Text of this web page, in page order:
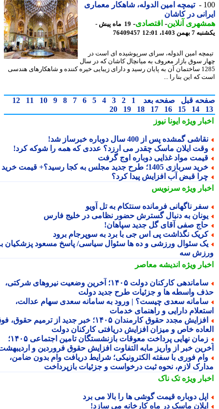
تیمچه امین الدوله، شاهکار معماری
در کاشان
آنلاین-اقتصادی-
19 ماه پیش -
1403، 12:01
76409457
امین الدوله، سرای سرپوشیده ای است در
سوق بازار معروف به میانچال کاشان که در سال
1285 ساختمان آن به پایان رسید و دارای زیبایی خیره کننده و شاهکارهای هندسی
که این بنا را ...
قبل صفحه بعد 1
2
3
4
5
6
7
8
9
10
11
12
14
15
16
17
18
19
20
ویژهایونا نیوز
گمشده پس از 400 سال دوباره خبرساز شد!
ایلان ماسک چقدر می ارزد؟ عددی که همه را شوکه کرد!
مواد غذایی دوباره اوج گرفت
سربازی 1405؛ طرح جدید مجلس به کجا رسید؟+ قیمت خرید
قبض آب افزایش پیدا کرد؟
ویژهسرنویس
ناگهانی فرمانده سنتکام به تل آویو
به دنبال گسترش حضور نظامی در خلیج فارس
صفی آقای گل جدید سپاهان!
نگذاشت پی اس جی با برد به سوپرجام برود
سئوال ورزشی و ده ها سئوال سیاسی/ پاسخ مسعود پزشکیان به
سه
ویژهاندیشه معاصر
ساماندهی کارکنان دولت ۱۴۰۵؛ آخرین وضعیت نیروهای شرکتی،
واسطه ها و جزئیات طرح جدید دولت
سعدی چیست؟ | ورود به سامانه سعدی سهام عدالت،
دارایی و راهنمای خدمات
افزایش مجدد حقوق کارمندان ۱۴۰۵؛ خبر جدید از ترمیم حقوق، فوق
خاص و میزان افزایش دریافتی کارکنان دولت
زمان نهایی پرداخت معوقات بازنشستگان تامین اجتماعی ۱۴۰۵؛
خبر از واریز مابه التفاوت افزایش حقوق فروردین و اردیبهشت
فوری با سفته الکترونیکی؛ شرایط دریافت وام بدون ضامن،
لازم، نحوه ثبت درخواست و جزئیات بازپرداخت
ویژهتک ناک
دوباره قیمت گوشی ها را بالا می برد
ماسک در ماه کارخانه می سازد!